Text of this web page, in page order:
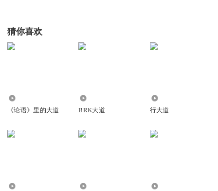
猜你喜欢
《论语》里的大道 BRK大道 行大道